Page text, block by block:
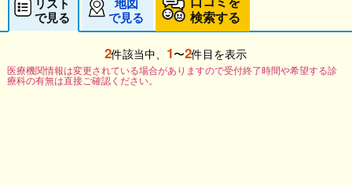
で見る
で見る
検索する
2件該当中、 1〜2件目を表示
医療機関情報は変更されている場合がありますので受付終了時間や希望する診
療科の有無は直接ご確認ください。